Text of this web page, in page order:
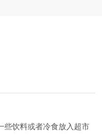
饮料或者冷食放入超市